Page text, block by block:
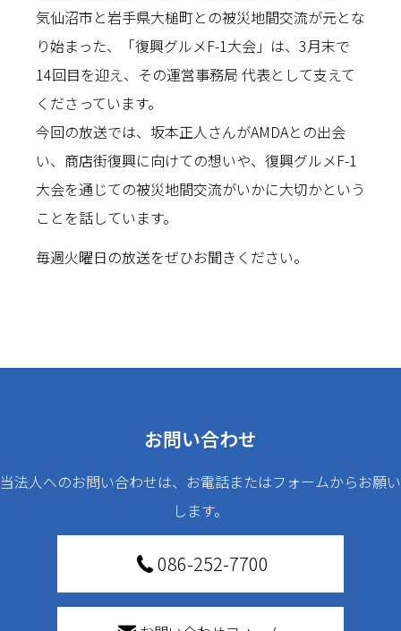
気仙沼市と岩手県大槌町との被災地間交流が元とな
り始まった、「復興グルメF-1大会」は、3月末で
14回目を迎え、その運営事務局 代表として支えて
くださっています。
今回の放送では、坂本正人さんがAMDAとの出会
い、商店街復興に向けての想いや、復興グルメF-1
大会を通じての被災地間交流がいかに大切かという
ことを話しています。
毎週火曜日の放送をぜひお聞きください。
お問い合わせ
当法人へのお問い合わせは、お電話またはフォームからお願い
します。
086-252-7700